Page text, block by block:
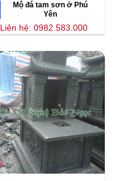
Mộ đá tam sơn ở Phú
Yên
Liên hệ: 0982.583.000